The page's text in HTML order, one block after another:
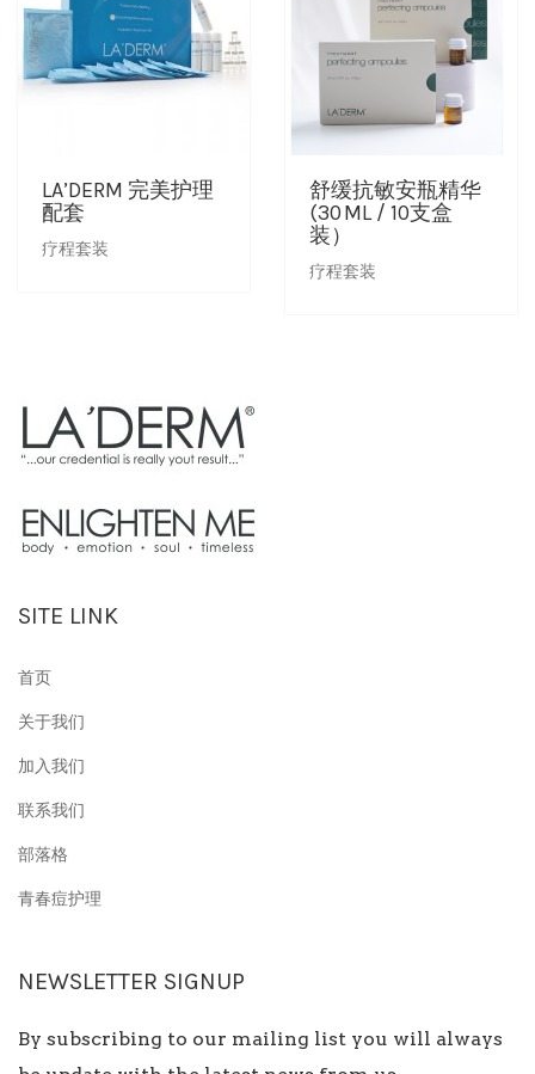
LA’DERM 完美护理
配套
疗程套装
舒缓抗敏安瓶精华
(30 ML / 10支盒
装）
疗程套装
SITE LINK
首页
关于我们
加入我们
联系我们
部落格
青春痘护理
NEWSLETTER SIGNUP
By subscribing to our mailing list you will always